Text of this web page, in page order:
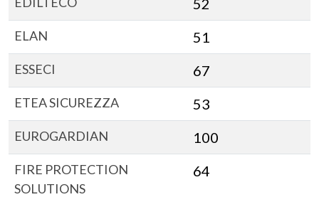
52
ELAN 51
ESSECI 67
ETEA SICUREZZA 53
EUROGARDIAN 100
FIRE PROTECTION
SOLUTIONS
64